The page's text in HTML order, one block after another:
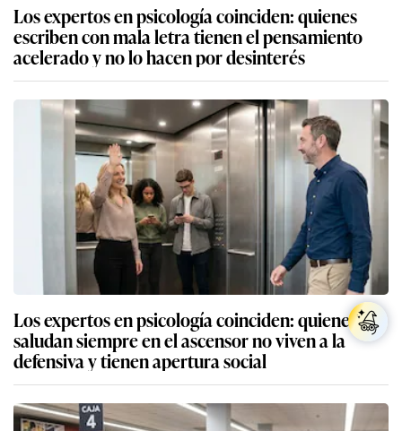
Los expertos en psicología coinciden: quienes
escriben con mala letra tienen el pensamiento
acelerado y no lo hacen por desinterés
Los expertos en psicología coinciden: quienes
saludan siempre en el ascensor no viven a la
defensiva y tienen apertura social